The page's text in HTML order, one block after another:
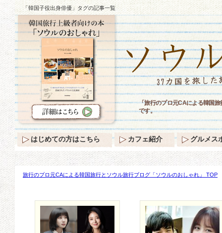
「韓国子役出身俳優」タグの記事一覧
旅行のプロ元CAによる韓国旅行とソウル旅行ブログ「ソウルのおしゃれ」 TOP
「旅行のプロ元CAによる韓国
です。
はじめての方はこちら カフェ紹介 グルメス